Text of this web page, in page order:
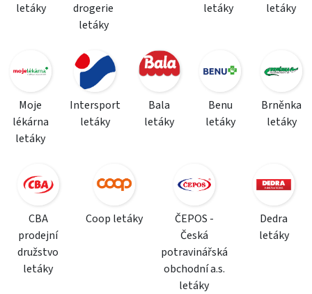
letáky
drogerie
letáky
letáky
letáky
Moje
lékárna
letáky
Intersport
letáky
Bala
letáky
Benu
letáky
Brněnka
letáky
CBA
prodejní
družstvo
letáky
Coop letáky
ČEPOS -
Česká
potravinářská
obchodní a.s.
letáky
Dedra
letáky